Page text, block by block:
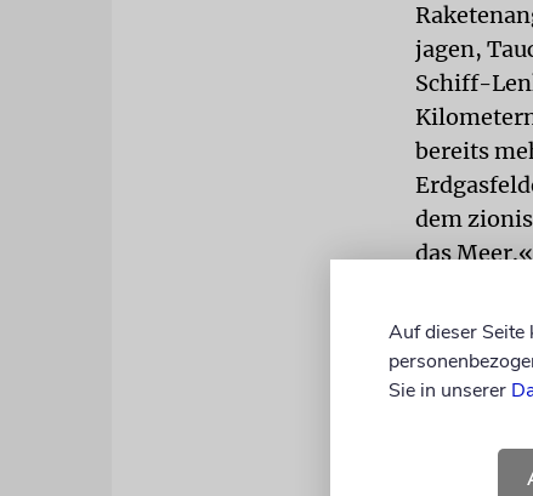
jagen,
Schiff-
bereits
dem
das Meer.«
Typ
Auf dieser Seite
Sie in unserer